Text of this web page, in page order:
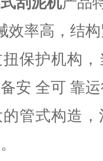
效率高，结
保护机构
安 全可 靠
管式构造